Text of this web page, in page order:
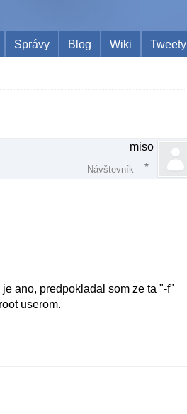
Správy Blog Wiki Tweety
miso
Návštevník
ano, predpokladal som ze ta "-f"
userom.